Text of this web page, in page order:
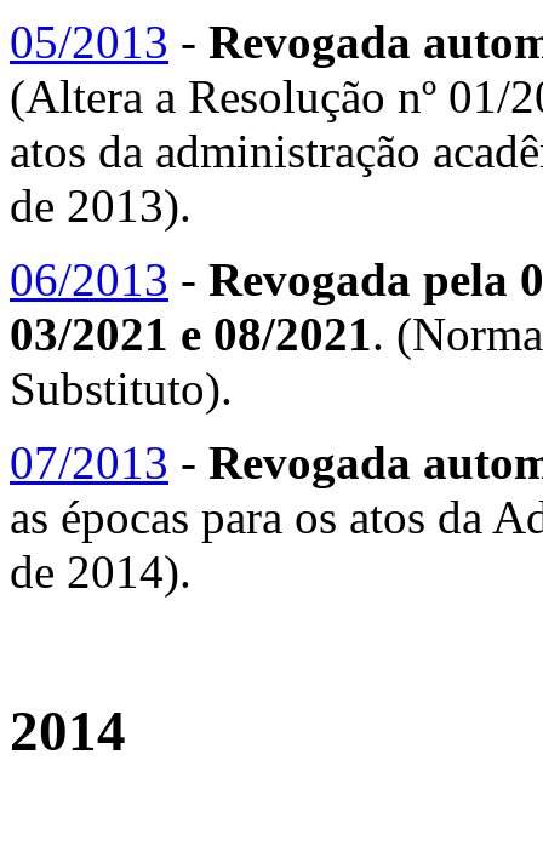
05/2013 - Revogada
(Altera a Resolução nº 01/
atos da administração
de 2013).
06/2013 - Revogada pela
03/2021 e 08/2021 .
Substituto).
07/2013 - Revogada
as épocas para os atos da
de 2014).
2014